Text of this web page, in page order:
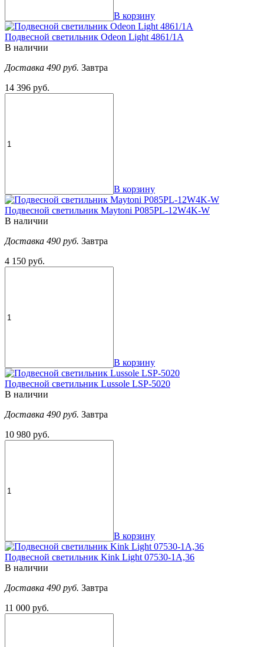
В корзину
Подвесной светильник Odeon Light 4861/1A
В наличии
Доставка 490 руб. Завтра
14 396 руб.
В корзину
Подвесной светильник Maytoni P085PL-12W4K-W
В наличии
Доставка 490 руб. Завтра
4 150 руб.
В корзину
Подвесной светильник Lussole LSP-5020
В наличии
Доставка 490 руб. Завтра
10 980 руб.
В корзину
Подвесной светильник Kink Light 07530-1A,36
В наличии
Доставка 490 руб. Завтра
11 000 руб.